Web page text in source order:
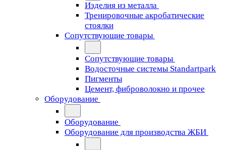
Изделия из металла
Тренировочные акробатические
стоялки
Сопутствующие товары
Сопутствующие товары
Водосточные системы Standartpark
Пигменты
Цемент, фиброволокно и прочее
Оборудование
Оборудование
Оборудование для производства ЖБИ